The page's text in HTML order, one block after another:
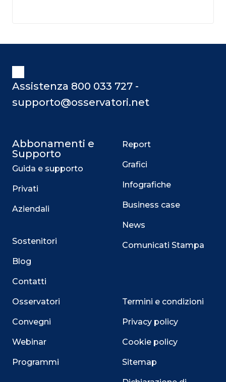
Assistenza 800 033 727 -
supporto@osservatori.net
Abbonamenti e
Supporto
Guida e supporto
Privati
Aziendali
Sostenitori
Blog
Contatti
Osservatori
Convegni
Webinar
Programmi
Report
Grafici
Infografiche
Business case
News
Comunicati Stampa
Termini e condizioni
Privacy policy
Cookie policy
Sitemap